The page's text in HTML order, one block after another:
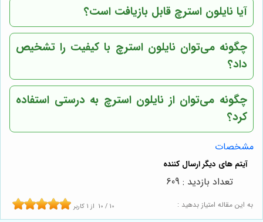
آیا نایلون استرچ قابل بازیافت است؟
چگونه می‌توان نایلون استرچ با کیفیت را تشخیص
داد؟
چگونه می‌توان از نایلون استرچ به درستی استفاده
کرد؟
مشخصات
به این مقاله امتیاز بدهید : 10 / 10 از 1 کاربر
تعداد بازدید : 609